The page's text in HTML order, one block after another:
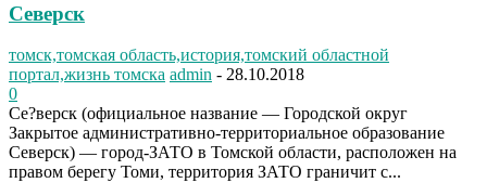
Северск
томск,томская область,история,томский областной
портал,жизнь томска admin - 28.10.2018
0
Се?верск (официальное название — Городской округ
Закрытое административно-территориальное образование
Северск) — город-ЗАТО в Томской области, расположен на
правом берегу Томи, территория ЗАТО граничит с...